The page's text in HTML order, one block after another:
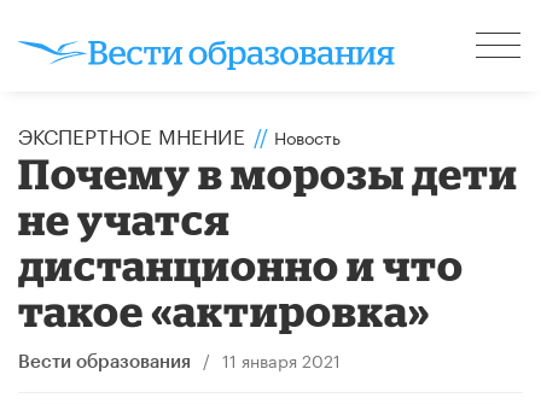
ЭКСПЕРТНОЕ МНЕНИЕ // Новость
Почему в морозы дети
не учатся
дистанционно и что
такое «актировка»
Вести образования / 11 января 2021